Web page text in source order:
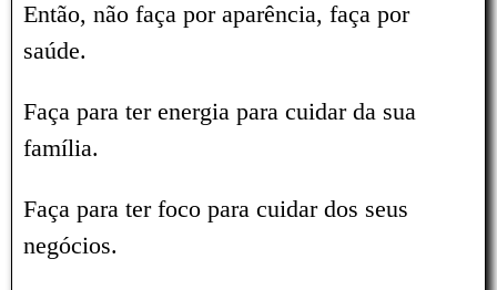
Então, não faça por aparência, faça por
saúde.
Faça para ter energia para cuidar da sua
família.
Faça para ter foco para cuidar dos seus
negócios.